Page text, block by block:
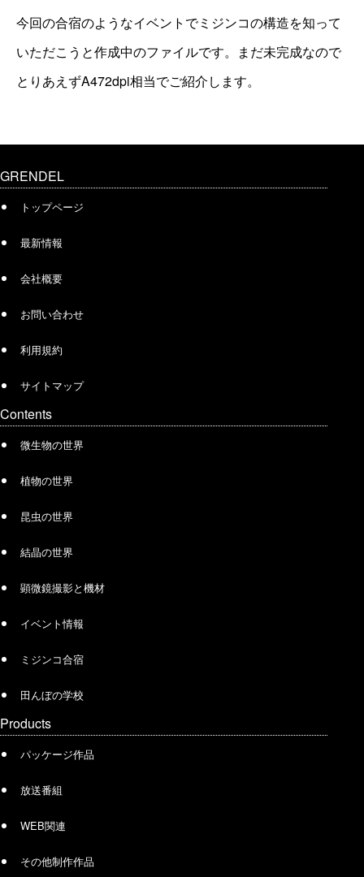
今回の合宿のようなイベントでミジンコの構造を知って
いただこうと作成中のファイルです。まだ未完成なので
とりあえずA472dpi相当でご紹介します。
GRENDEL
トップページ
最新情報
会社概要
お問い合わせ
利用規約
サイトマップ
Contents
微生物の世界
植物の世界
昆虫の世界
結晶の世界
顕微鏡撮影と機材
イベント情報
ミジンコ合宿
田んぼの学校
Products
パッケージ作品
放送番組
WEB関連
その他制作作品